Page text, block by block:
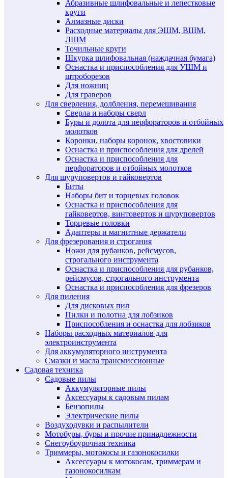
Абразивные шлифовальные и лепестковые
круги
Алмазные диски
Расходные материалы для ЭШМ, ВШМ,
ЛШМ
Точильные круги
Шкурка шлифовальная (наждачная бумага)
Оснастка и приспособления для УШМ и
штроборезов
Для ножниц
Для граверов
Для сверления, долбления, перемешивания
Сверла и наборы сверл
Буры и долота для перфораторов и отбойных
молотков
Коронки, наборы коронок, хвостовики
Оснастка и приспособления для дрелей
Оснастка и приспособления для
перфораторов и отбойных молотков
Для шуруповертов и гайковертов
Биты
Наборы бит и торцевых головок
Оснастка и приспособления для
гайковертов, винтовертов и шуруповертов
Торцевые головки
Адаптеры и магнитные держатели
Для фрезерования и строгания
Ножи для рубанков, рейсмусов,
строгального инструмента
Оснастка и приспособления для рубанков,
рейсмусов, строгального инструмента
Оснастка и приспособления для фрезеров
Для пиления
Для дисковых пил
Пилки и полотна для лобзиков
Приспособления и оснастка для лобзиков
Наборы расходных материалов для
электроинструмента
Для аккумуляторного инструмента
Смазки и масла трансмиссионные
Садовая техника
Садовые пилы
Аккумуляторные пилы
Аксессуары к садовым пилам
Бензопилы
Электрические пилы
Воздуходувки и распылители
Мотобуры, буры и прочие принадлежности
Снегоубоурочная техника
Триммеры, мотокосы и газонокосилки
Аксессуары к мотокосам, триммерам и
газонокосилкам